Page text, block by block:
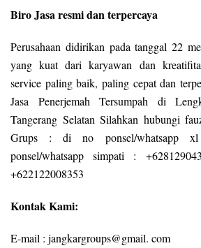
Biro Jasa resmi dan terpercaya
Perusahaan didirikan pada tanggal 22
yang kuat dari karyawan dan
service paling baik, paling cepat dan
Jasa Penerjemah Tersumpah di
Tangerang Selatan Silahkan hubungi
Grups : di no ponsel/whatsapp xl
ponsel/whatsapp simpati :
+622122008353
Kontak Kami:
E-mail : jangkargroups@gmail. com